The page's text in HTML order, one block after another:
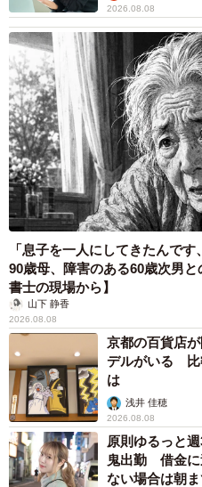
が飛んで来たらどうしようも
性）
67%が購入時に災害リス
家を購入する際に地盤や災害リスク
2026.08.08
「息子を一人にしてきたんで
90歳母、障害のある60歳次男
書士の現場から】
山下 静香
2026.08.08
京都の百貨店
デルがいる 比
は
浅井 佳穂
2026.08.08
原則ゆるっと
鬼出勤 借金に
ない場合は朝